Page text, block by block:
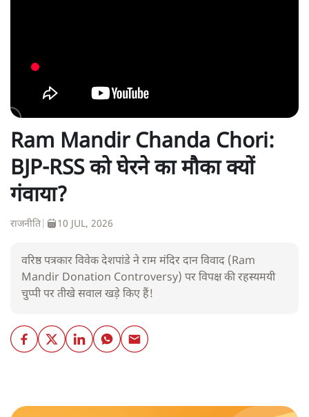
Ram Mandir Chanda Chori:
BJP-RSS को घेरने का मौका क्यों
गंवाया?
राजनीति 10 JUL, 2026
वरिष्ठ पत्रकार विवेक देशपांडे ने राम मंदिर दान विवाद (Ram
Mandir Donation Controversy) पर विपक्ष की रहस्यमयी
चुप्पी पर तीखे सवाल खड़े किए हैं!